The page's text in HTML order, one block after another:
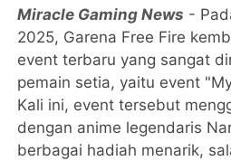
Miracle Gaming News -
2025, Garena Free Fire
event terbaru yang sangat
pemain setia, yaitu event
Kali ini, event tersebut
dengan anime legendaris
berbagai hadiah menarik,